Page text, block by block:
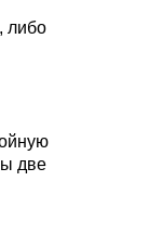
либо
две